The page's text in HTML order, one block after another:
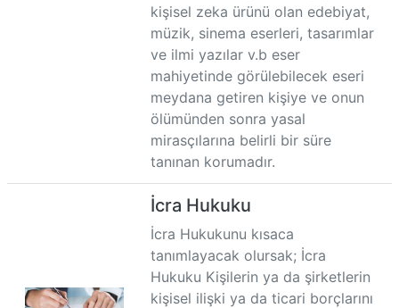
kişisel zeka ürünü olan edebiyat,
müzik, sinema eserleri, tasarımlar
ve ilmi yazılar v.b eser
mahiyetinde görülebilecek eseri
meydana getiren kişiye ve onun
ölümünden sonra yasal
mirasçılarına belirli bir süre
tanınan korumadır.
İcra Hukuku
İcra Hukukunu kısaca
tanımlayacak olursak; İcra
Hukuku Kişilerin ya da şirketlerin
kişisel ilişki ya da ticari borçlarını